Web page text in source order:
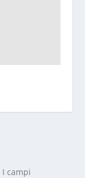
I campi